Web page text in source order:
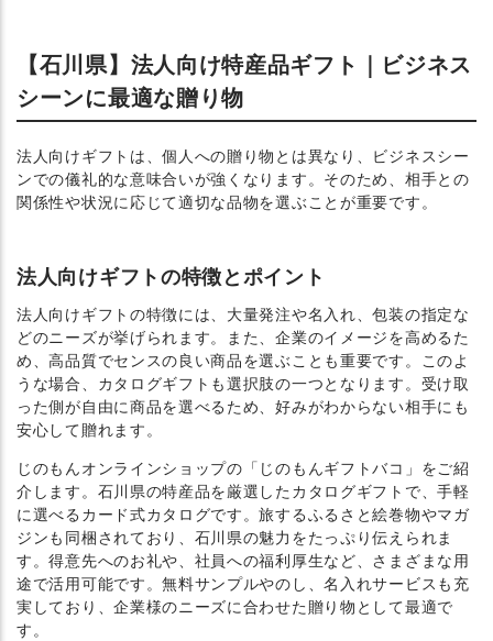
【石川県】法人向け特産品ギフト｜ビジネス
シーンに最適な贈り物
法人向けギフトは、個人への贈り物とは異なり、ビジネスシー
ンでの儀礼的な意味合いが強くなります。そのため、相手との
関係性や状況に応じて適切な品物を選ぶことが重要です。
法人向けギフトの特徴とポイント
法人向けギフトの特徴には、大量発注や名入れ、包装の指定な
どのニーズが挙げられます。また、企業のイメージを高めるた
め、高品質でセンスの良い商品を選ぶことも重要です。このよ
うな場合、カタログギフトも選択肢の一つとなります。受け取
った側が自由に商品を選べるため、好みがわからない相手にも
安心して贈れます。
じのもんオンラインショップの「じのもんギフトバコ」をご紹
介します。石川県の特産品を厳選したカタログギフトで、手軽
に選べるカード式カタログです。旅するふるさと絵巻物やマガ
ジンも同梱されており、石川県の魅力をたっぷり伝えられま
す。得意先へのお礼や、社員への福利厚生など、さまざまな用
途で活用可能です。無料サンプルやのし、名入れサービスも充
実しており、企業様のニーズに合わせた贈り物として最適で
す。